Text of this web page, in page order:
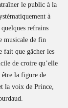
le public à la
à
refrains
musicale de fin
fait que gâcher les
de croire qu’elle
être la figure de
la voix de Prince,